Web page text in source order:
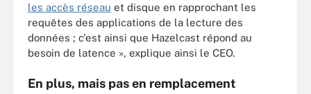
les accès réseau et disque en rapprochant les
requêtes des applications de la lecture des
données ; c'est ainsi que Hazelcast répond au
besoin de latence », explique ainsi le CEO.
En plus, mais pas en remplacement